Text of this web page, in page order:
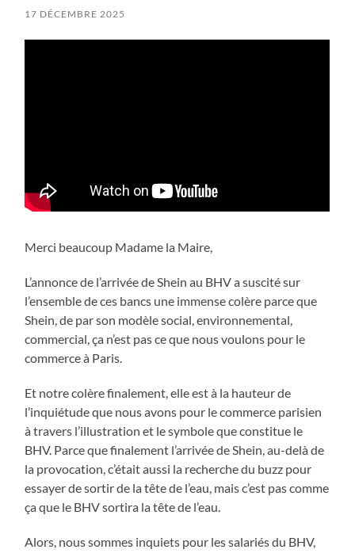
17 DÉCEMBRE 2025
Merci beaucoup Madame la Maire,
L’annonce de l’arrivée de Shein au BHV a suscité sur
l’ensemble de ces bancs une immense colère parce que
Shein, de par son modèle social, environnemental,
commercial, ça n’est pas ce que nous voulons pour le
commerce à Paris.
Et notre colère finalement, elle est à la hauteur de
l’inquiétude que nous avons pour le commerce parisien
à travers l’illustration et le symbole que constitue le
BHV. Parce que finalement l’arrivée de Shein, au-delà de
la provocation, c’était aussi la recherche du buzz pour
essayer de sortir de la tête de l’eau, mais c’est pas comme
ça que le BHV sortira la tête de l’eau.
Alors, nous sommes inquiets pour les salariés du BHV,